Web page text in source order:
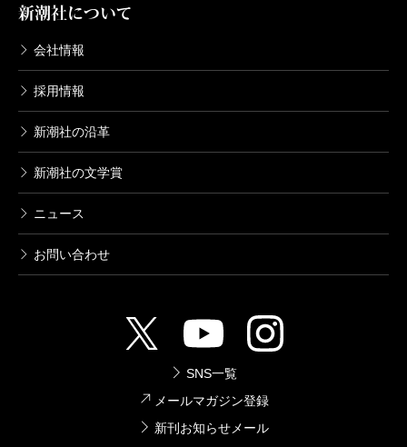
新潮社について
会社情報
採用情報
新潮社の沿革
新潮社の文学賞
ニュース
お問い合わせ
SNS一覧
メールマガジン登録
新刊お知らせメール